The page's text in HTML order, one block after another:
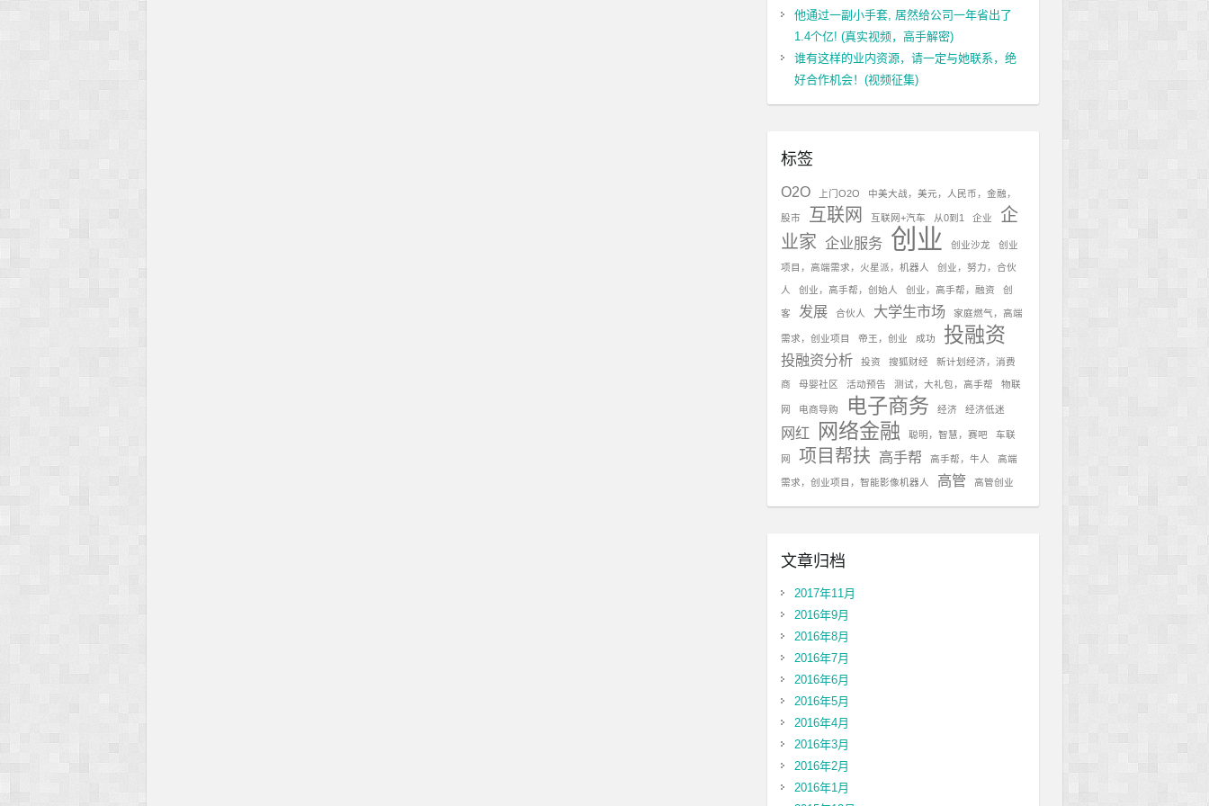
他通过一副小手套, 居然给公司一年省出了
1.4个亿! (真实视频，高手解密)
谁有这样的业内资源，请一定与她联系，绝
好合作机会！(视频征集)
标签
O2O 上门O2O 中美大战，美元，人民币，金融，
股市 互联网 互联网+汽车 从0到1 企业
企
业家 企业服务 创业 创业沙龙 创业
项目，高端需求，火星派，机器人 创业，努力，合伙
人 创业，高手帮，创始人 创业，高手帮，融资 创
客 发展 合伙人 大学生市场 家庭燃气，高端
需求，创业项目 帝王，创业 成功 投融资
投融资分析 投资 搜狐财经 新计划经济，消费
商 母婴社区 活动预告 测试，大礼包，高手帮 物联
网 电商导购 电子商务 经济 经济低迷
网红 网络金融 聪明，智慧，赛吧 车联
网 项目帮扶 高手帮 高手帮，牛人 高端
需求，创业项目，智能影像机器人 高管 高管创业
文章归档
2017年11月
2016年9月
2016年8月
2016年7月
2016年6月
2016年5月
2016年4月
2016年3月
2016年2月
2016年1月